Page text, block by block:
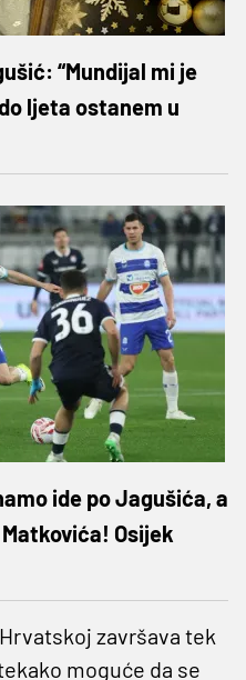
“Mundijal mi je
ljeta ostanem u
ide po Jagušića, a
Osijek
završava tek
moguće da se